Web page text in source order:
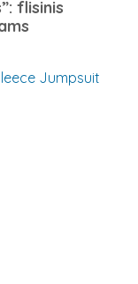
flisinis